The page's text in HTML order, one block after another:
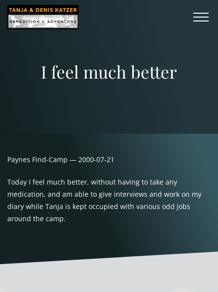
I feel much better
Paynes Find-Camp — 2000-07-21
Today I feel much better, without having to take any
medication, and am able to give interviews and work on my
diary while Tanja is kept occupied with various odd jobs
around the camp.